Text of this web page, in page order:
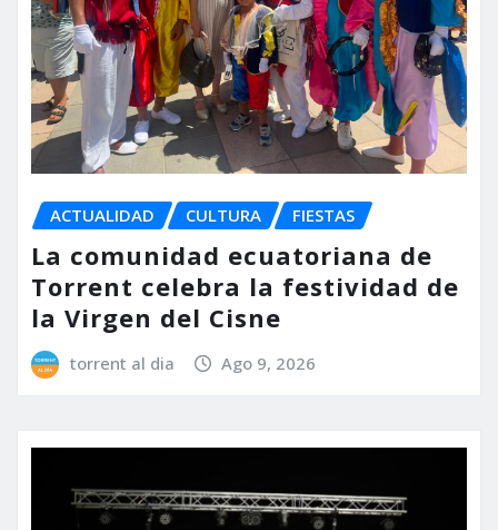
ACTUALIDAD CULTURA FIESTAS
La comunidad ecuatoriana de
Torrent celebra la festividad de
la Virgen del Cisne
torrent al dia Ago 9, 2026